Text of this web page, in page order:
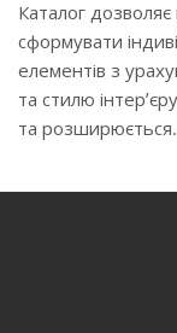
Каталог дозволяє
сформувати
елементів з
та стилю
та розширюється.